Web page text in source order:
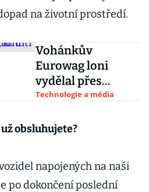
na životní prostředí.
Vohánkův
Eurowag loni
vydělal přes
miliardu. Cítí se na
Technologie a média
obsluhujete?
napojených na naši
po dokončení poslední